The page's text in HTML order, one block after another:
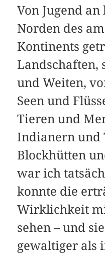
Von Jugend
Norden des
Kontinents
Landschaften,
und Weiten,
Seen und
Tieren und
Indianern und
Blockhütten
war ich
konnte die
Wirklichkeit
sehen – und
gewaltiger als